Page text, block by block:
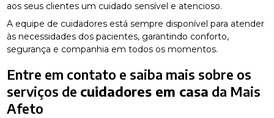
aos seus clientes um cuidado sensível e atencioso.
A equipe de cuidadores está sempre disponível para atender
às necessidades dos pacientes, garantindo conforto,
segurança e companhia em todos os momentos.
Entre em contato e saiba mais sobre os
serviços de cuidadores em casa da Mais
Afeto